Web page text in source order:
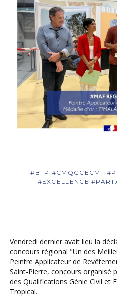
#BTP #CMQGCECMT
#EXCELLENCE
Vendredi dernier avait lieu la
concours régional "Un des
Peintre Applicateur de
Saint-Pierre, concours organisé
des Qualifications Génie Civil et
Tropical.